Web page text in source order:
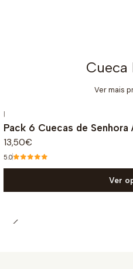
Cueca
Ver mais
|
Pack 6 Cuecas de
13,50€
5.0
Ver